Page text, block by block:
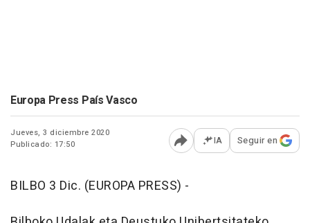
Europa Press País Vasco
Jueves, 3 diciembre 2020
Publicado: 17:50
Abrir opciones para
IA Seguir en
BILBO 3 Dic. (EUROPA PRESS) -